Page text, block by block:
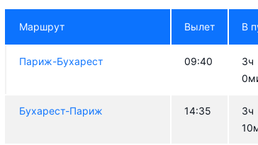
Маршрут Вылет В
Париж-Бухарест 09:40
3ч
Бухарест-Париж 14:35
3ч